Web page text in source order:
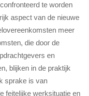
te worden
aspect van de nieuwe
meer
die door de
en
blijken in de praktijk
sprake is van
feitelijke werksituatie en